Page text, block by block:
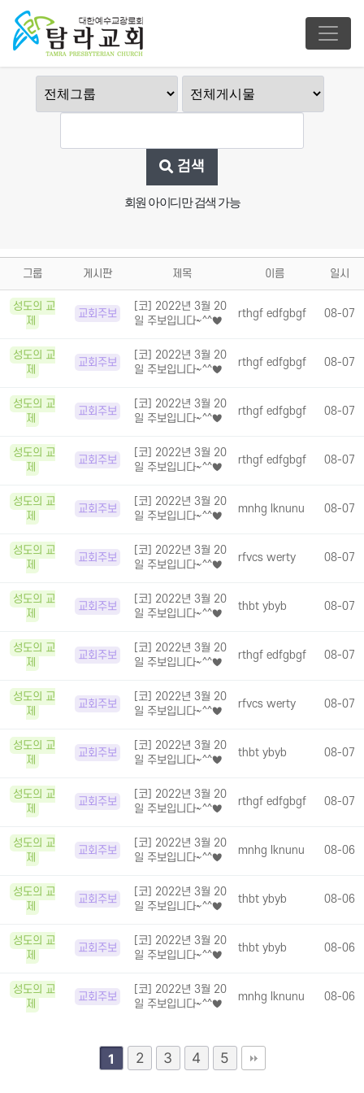
검색
회원 아이디만 검색 가능
그룹 게시판 제목 이름 일시
성도의 교
제
교회주보
[코] 2022년 3월 20
일 주보입니다~^^♥
rthgf edfgbgf 08-07
성도의 교
제
교회주보
[코] 2022년 3월 20
일 주보입니다~^^♥
rthgf edfgbgf 08-07
성도의 교
제
교회주보
[코] 2022년 3월 20
일 주보입니다~^^♥
rthgf edfgbgf 08-07
성도의 교
제
교회주보
[코] 2022년 3월 20
일 주보입니다~^^♥
rthgf edfgbgf 08-07
성도의 교
제
교회주보
[코] 2022년 3월 20
일 주보입니다~^^♥
mnhg lknunu 08-07
성도의 교
제
교회주보
[코] 2022년 3월 20
일 주보입니다~^^♥
rfvcs werty 08-07
성도의 교
제
교회주보
[코] 2022년 3월 20
일 주보입니다~^^♥
thbt ybyb 08-07
성도의 교
제
교회주보
[코] 2022년 3월 20
일 주보입니다~^^♥
rthgf edfgbgf 08-07
성도의 교
제
교회주보
[코] 2022년 3월 20
일 주보입니다~^^♥
rfvcs werty 08-07
성도의 교
제
교회주보
[코] 2022년 3월 20
일 주보입니다~^^♥
thbt ybyb 08-07
성도의 교
제
교회주보
[코] 2022년 3월 20
일 주보입니다~^^♥
rthgf edfgbgf 08-07
성도의 교
제
교회주보
[코] 2022년 3월 20
일 주보입니다~^^♥
mnhg lknunu 08-06
성도의 교
제
교회주보
[코] 2022년 3월 20
일 주보입니다~^^♥
thbt ybyb 08-06
성도의 교
제
교회주보
[코] 2022년 3월 20
일 주보입니다~^^♥
thbt ybyb 08-06
성도의 교
제
교회주보
[코] 2022년 3월 20
일 주보입니다~^^♥
mnhg lknunu 08-06
1 2 3 4 5